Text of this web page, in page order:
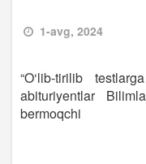
1-avg, 2024
“O‘lib-tirilib
abituriyentlar
bermoqchi